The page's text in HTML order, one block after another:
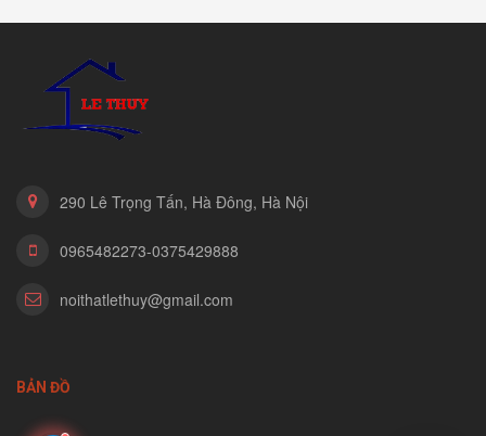
290 Lê Trọng Tấn, Hà Đông, Hà Nội
0965482273-0375429888
noithatlethuy@gmail.com
BẢN ĐỒ